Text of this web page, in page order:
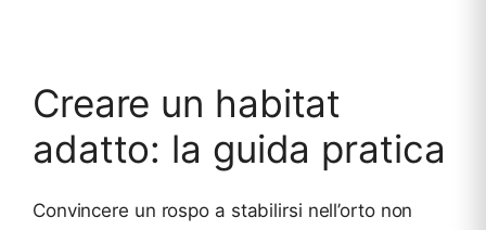
Creare un habitat
adatto: la guida pratica
Convincere un rospo a stabilirsi nell’orto non